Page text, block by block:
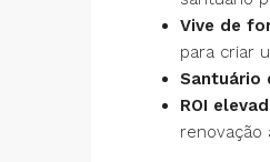
Vive de
para criar
Santuário
ROI
renovação